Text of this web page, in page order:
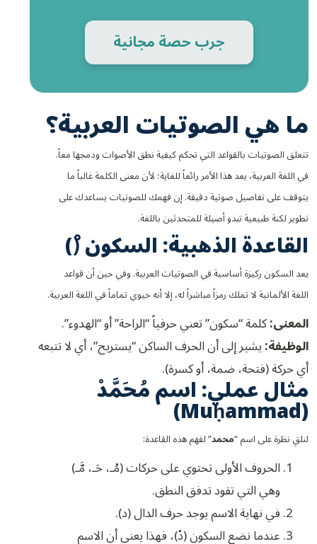
جرب حصة مجانية
ما هي الصوتيات العربية؟
تتعلق الصوتيات بالقواعد التي تحكم كيفية نطق الأصوات ودمجها معاً.
في اللغة العربية، يعد هذا الأمر رائعاً للغاية؛ لأن معنى الكلمة غالباً ما
يتوقف على تفاصيل صوتية دقيقة. إن فهمك للصوتيات يساعدك على
تطوير لكنة طبيعية تبدو أصيلة للمتحدثين باللغة.
القاعدة الذهبية: السكون (ْ)
يعد السكون ركيزة أساسية في الصوتيات العربية. وفي حين أن قواعد
اللغة الألمانية لا تملك رمزاً مباشراً له، إلا أنه حيوي تماماً في اللغة العربية.
المعنى:كلمة “سكون” تعني حرفياً “الراحة” أو “الهدوء”.
الوظيفة:يشير إلى أن الحرف الساكن “يستريح”، أي لا تتبعه
أي حركة (فتحة، ضمة، أو كسرة).
مثال عملي: اسم مُحَمَّدْ
(Muḥammad)
لنلقِ نظرة على اسم “محمد” لفهم هذه القاعدة:
الحروف الأولى تحتوي على حركات (مُـ، حَـ، مَّـ)
وهي التي تقود تدفق النطق.
في نهاية الاسم يوجد حرف الدال (د).
عندما نضع السكون (دْ)، فهذا يعني أن الاسم